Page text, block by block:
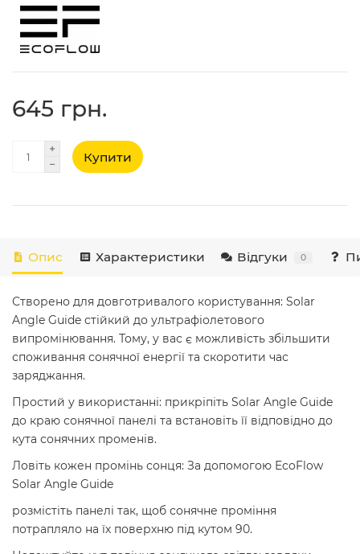
645 грн.
Купити
Опис Характеристики Відгуки 0
Створено для довготривалого користування: Solar
Angle Guide стійкий до ультрафіолетового
випромінювання. Тому, у вас є можливість збільшити
споживання сонячної енергії та скоротити час
заряджання.
Простий у використанні: прикріпіть Solar Angle Guide
до краю сонячної панелі та встановіть її відповідно до
кута сонячних променів.
Ловіть кожен промінь сонця: За допомогою EcoFlow
Solar Angle Guide
розмістіть панелі так, щоб сонячне проміння
потрапляло на їх поверхню під кутом 90.